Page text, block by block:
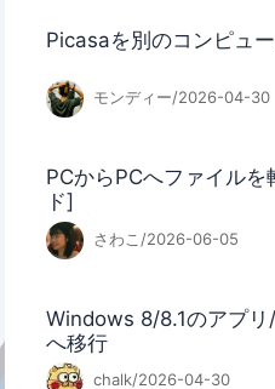
Picasaを別のコンピュ
モンディー/2026-04-30
PCからPCへファイル
ド]
さわこ/2026-06-05
Windows 8/8.1のアプ
へ移行
chalk/2026-04-30